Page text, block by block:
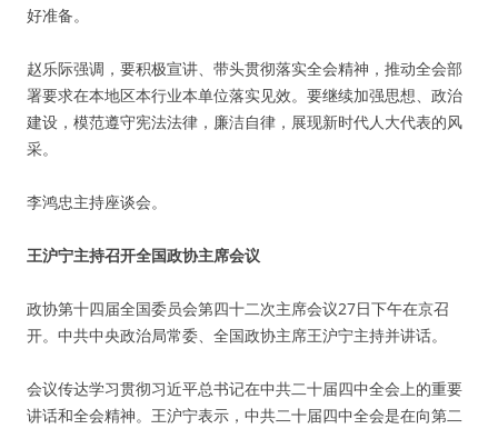
好准备。
赵乐际强调，要积极宣讲、带头贯彻落实全会精神，推动全会部
署要求在本地区本行业本单位落实见效。要继续加强思想、政治
建设，模范遵守宪法法律，廉洁自律，展现新时代人大代表的风
采。
李鸿忠主持座谈会。
王沪宁主持召开全国政协主席会议
政协第十四届全国委员会第四十二次主席会议27日下午在京召
开。中共中央政治局常委、全国政协主席王沪宁主持并讲话。
会议传达学习贯彻习近平总书记在中共二十届四中全会上的重要
讲话和全会精神。王沪宁表示，中共二十届四中全会是在向第二